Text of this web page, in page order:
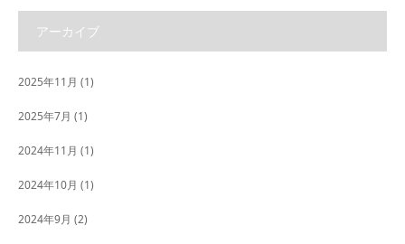
アーカイブ
2025年11月 (1)
2025年7月 (1)
2024年11月 (1)
2024年10月 (1)
2024年9月 (2)